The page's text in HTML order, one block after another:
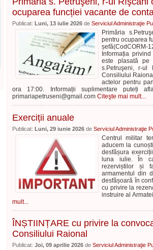
ocuparea funcției vacante de
Publicat: Luni, 13 iulie 2026 de Serviciul Administraţie
Primăria
pentru ocuparea
Informația
este plasată pe
s.Petruşeni, r-
Consiliului
actelor pentru
ora 17:00. Informații suplimentare puteți
primariapetruseni@gmail.com Citeşte mai mult...
Exerciții anuale
Publicat: Luni, 29 iunie 2026 de Serviciul Administraţie
Centrul militar
aducem la
desfășura
luna iulie. În
rezerviștilor și
armamentul din
desfășoară în
cu privire la
instruire al
mult...
ÎNȘTIINȚARE cu privire la
Consiliului Raional
Publicat: Joi, 09 aprilie 2026 de Serviciul Administraţie